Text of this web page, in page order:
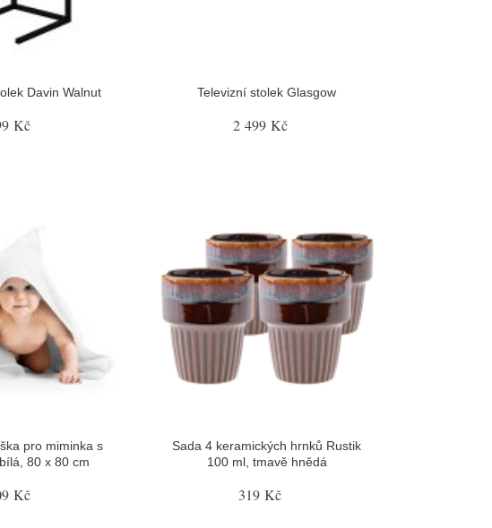
Davin Walnut
Kč
Televizní stolek Glasgow
2 499 Kč
pro miminka s
80 x 80 cm
Kč
Sada 4 keramických hrnků Rustik
100 ml, tmavě hnědá
319 Kč